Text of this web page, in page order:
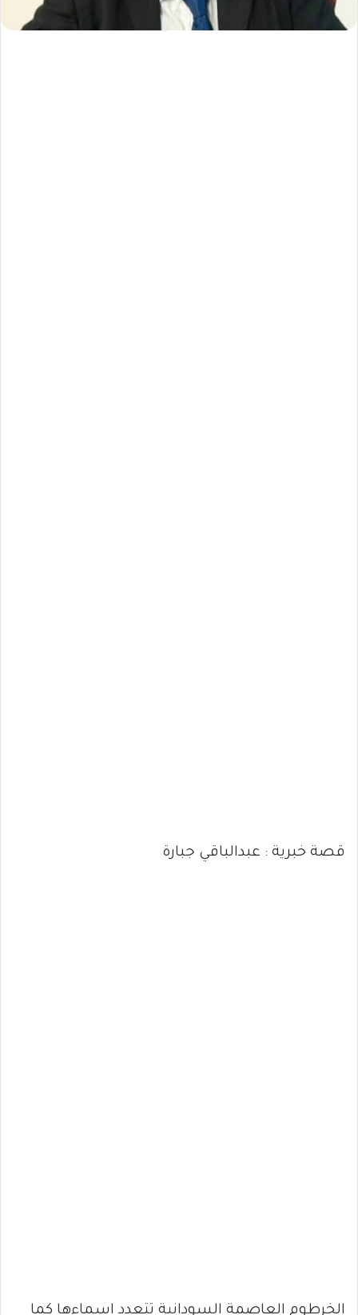
قصة خبرية : عبدالباقي جبارة
الخرطوم العاصمة السودانية تتعدد اسماءها كما